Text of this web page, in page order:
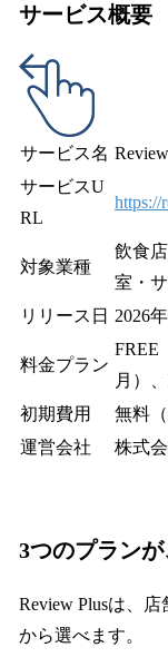
サービス概要
サービス名
サービスU
RL
https://
対象業種
飲食
室・
リリース日 2026
料金プラン
FREE
月）
初期費用
無料
運営会社
株式
3つのプラン
Review Plusは、
から選べます。